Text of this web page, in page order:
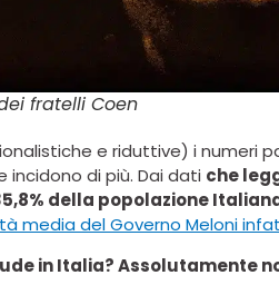
fratelli Coen
e riduttive) i numeri
incidono di più. Dai dati che
della popolazione
media del Governo Meloni
in Italia? Assolutamente